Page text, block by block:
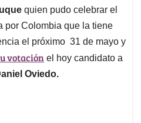
quien pudo celebrar el
por Colombia que la tiene
el próximo 31 de mayo y
votación el hoy candidato a
Oviedo.